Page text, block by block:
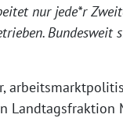
nur jede*r
Bundesweit
Landtagsfraktion